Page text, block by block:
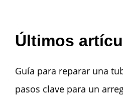
Últimos
Guía para reparar una
pasos clave para un